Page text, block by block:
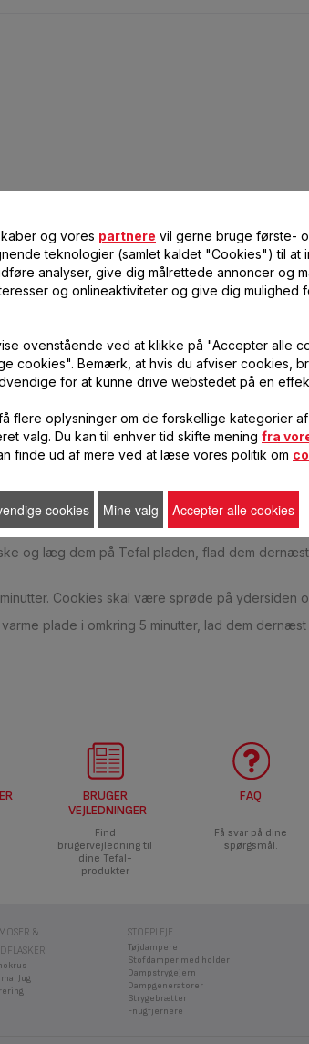
brune og det hvide sukker.
og skummende. Tilsæt dernæst ægget og
det over blandingen og rør godt sammen.
og læg dem på Tefal pladen, flad dem
Cookies skal være sprøde på ydersiden
plade i omkring 5 minutter, lad dem
BRUGER
VEJLEDNINGER
Find
brugervejledning til
dine Tefal-
produkter
FAQ
Få svar på dine
spørgsmål.
&
Jug
STOFPLEJE
Tøjdampere
Stofdamper med holder
Dampstrygejern
Dampgeneratorer
Strygebrætter
Fnugfjernere
og vores partnere vil gerne bruge første-
teknologier (samlet kaldet "Cookies") til at
analyser, give dig målrettede annoncer og
og onlineaktiviteter og give dig mulighed
ovenstående ved at klikke på "Accepter alle
cookies". Bemærk, at hvis du afviser cookies,
for at kunne drive webstedet på en
flere oplysninger om de forskellige kategorier
valg. Du kan til enhver tid skifte mening fra
finde ud af mere ved at læse vores politik om
cookies Mine valg Accepter alle cookies